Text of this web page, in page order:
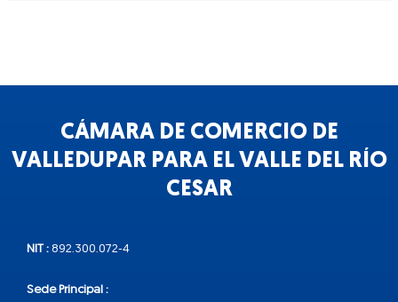
CÁMARA DE COMERCIO DE
VALLEDUPAR PARA EL VALLE DEL RÍO
CESAR
NIT : 892.300.072-4
Sede Principal :